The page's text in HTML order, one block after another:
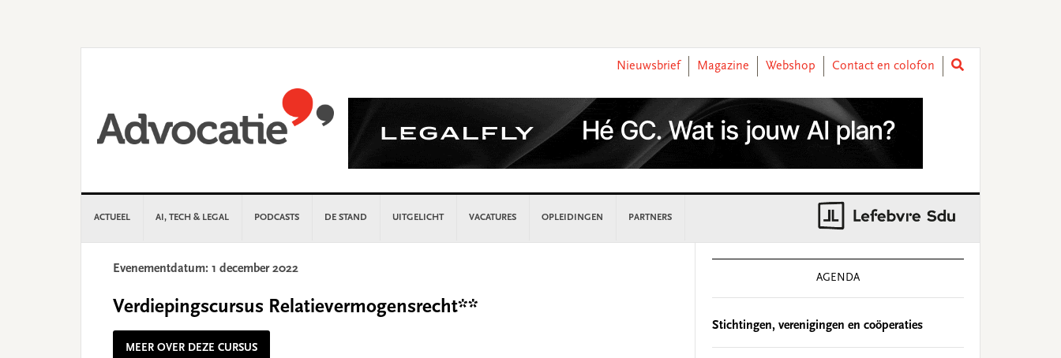
Nieuwsbrief
Magazine Webshop Contact en colofon
ACTUEEL AI, TECH & LEGAL PODCASTS DE STAND UITGELICHT VACATURES OPLEIDINGEN PARTNERS
Evenementdatum: 1 december 2022
Verdiepingscursus Relatievermogensrecht**
MEER OVER DEZE CURSUS
AGENDA
Stichtingen, verenigingen en coöperaties